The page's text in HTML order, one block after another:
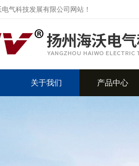
气科技发展有限公司网站！
关于我们 产品中心